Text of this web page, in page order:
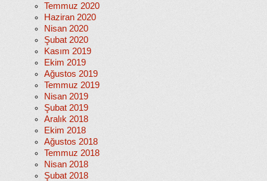
Temmuz 2020
Haziran 2020
Nisan 2020
Şubat 2020
Kasım 2019
Ekim 2019
Ağustos 2019
Temmuz 2019
Nisan 2019
Şubat 2019
Aralık 2018
Ekim 2018
Ağustos 2018
Temmuz 2018
Nisan 2018
Şubat 2018